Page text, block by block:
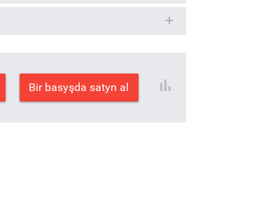
Bir basyşda satyn al